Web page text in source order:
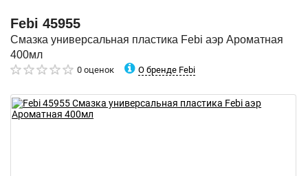
Febi 45955
Смазка универсальная пластика Febi аэр Ароматная
400мл
0 оценок О бренде Febi